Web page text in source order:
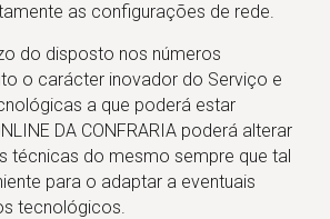
as configurações de rede.
do disposto nos números
o carácter inovador do Serviço e
a que poderá estar
DA CONFRARIA poderá alterar
técnicas do mesmo sempre que tal
para o adaptar a eventuais
tecnológicos.